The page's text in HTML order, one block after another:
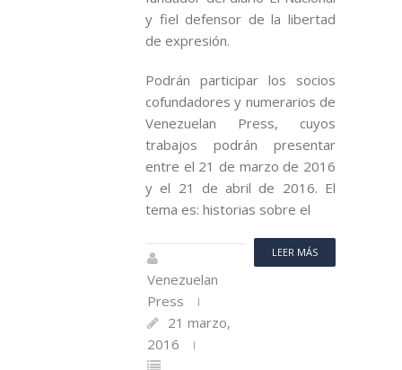
y fiel defensor de la libertad
de expresión.
Podrán participar los socios
cofundadores y numerarios de
Venezuelan Press, cuyos
trabajos podrán presentar
entre el 21 de marzo de 2016
y el 21 de abril de 2016. El
tema es: historias sobre el
LEER MÁS
Venezuelan
Press
21 marzo,
2016